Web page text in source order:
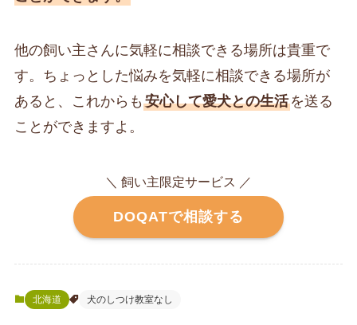
他の飼い主さんに気軽に相談できる場所は貴重で
す。ちょっとした悩みを気軽に相談できる場所が
あると、これからも 安心して愛犬との生活を送る
ことができますよ。
＼ 飼い主限定サービス ／
DOQATで相談する
北海道 犬のしつけ教室なし